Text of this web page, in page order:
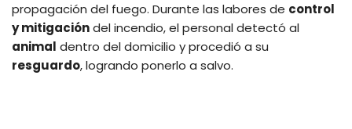
propagación del fuego. Durante las labores de control
y mitigacióndel incendio, el personal detectó al
animal dentro del domicilio y procedió a su
resguardo, logrando ponerlo a salvo.